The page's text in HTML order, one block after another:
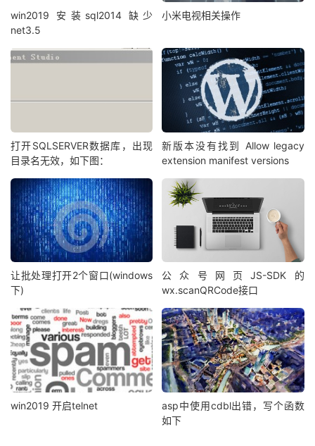
win2019 安装sql2014 缺少
net3.5
小米电视相关操作
打开SQLSERVER数据库，出现
目录名无效，如下图：
新版本没有找到 Allow legacy
extension manifest versions
让批处理打开2个窗口(windows
下)
公众号网页JS-SDK的
wx.scanQRCode接口
win2019 开启telnet
asp中使用cdbl出错，写个函数
如下